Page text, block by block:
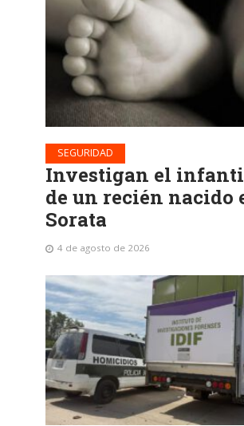
SEGURIDAD
Investigan el
de un recién nacido
Sorata
4 de agosto de 2026